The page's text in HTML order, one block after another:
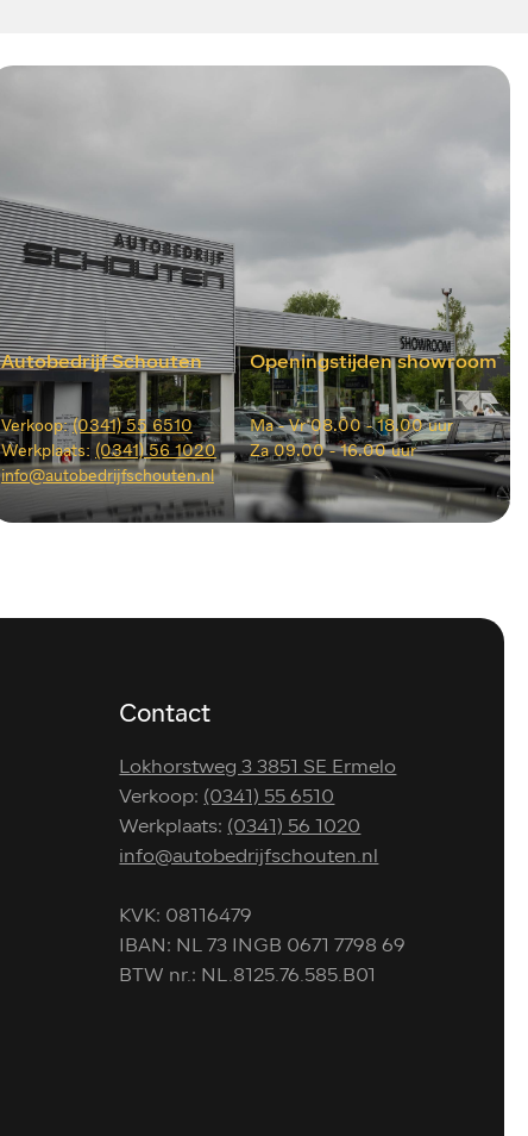
Autobedrijf Schouten
Verkoop:(0341) 55 6510
Werkplaats: (0341) 56 1020
info@autobedrijfschouten.nl
Openingstijden showroom
Ma -Vr 08.00 - 18.00 uur
Za09.00 - 16.00 uur
Contact
Lokhorstweg 3 3851 SE Ermelo
Verkoop: (0341) 55 6510
Werkplaats: (0341) 56 1020
info@autobedrijfschouten.nl
KVK: 08116479
IBAN: NL 73 INGB 0671 7798 69
BTW nr.: NL.8125.76.585.B01